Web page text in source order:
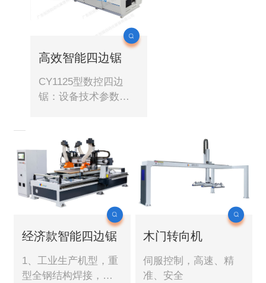
高效智能四边锯
CY1125型数控四边
锯：设备技术参数：
料宽度：400~1000mm
材料最大加工厚度：
60mm
工作台面：通过
式真空台面加上压紧
装置X,Y 轴最高移动速
度：50m/min锯切移动
速度：5~15m/min
主锯轴电机功
率：7.5KW*4副锯轴电
经济款智能四边锯
1、工业生产机型，重
型全钢结构焊接，并
木门转向机
伺服控制，高速、精
准、安全